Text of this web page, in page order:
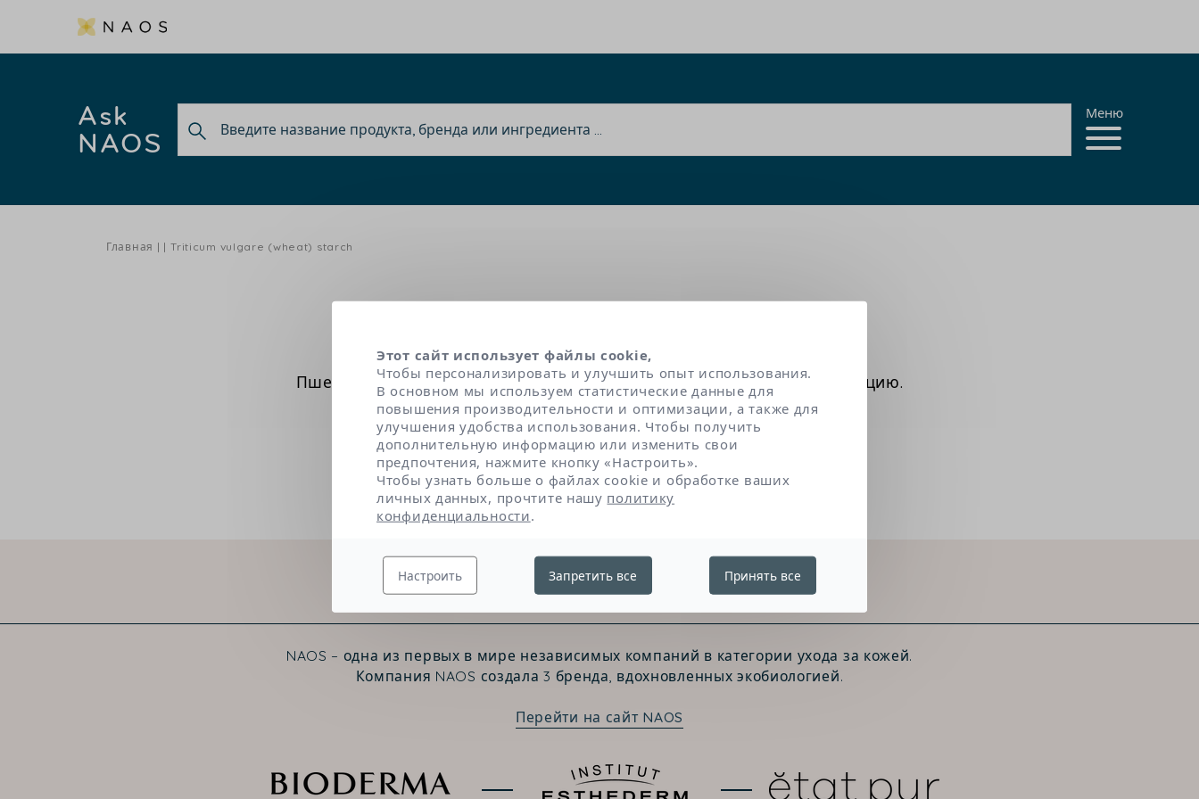
Ask
NAOS
Меню
Главная Triticum vulgare (wheat) starch
Пшеничный крахмал – загуститель, придающий продукту консистенцию.
Свяжитесь с нами
NAOS – одна из первых в мире независимых компаний в категории ухода за кожей.
Компания NAOS создала 3 бренда, вдохновленных экобиологией.
Перейти на сайт NAOS
Этот сайт использует файлы cookie,
Чтобы персонализировать и улучшить опыт использования.
В основном мы используем статистические данные для
повышения производительности и оптимизации, а также для
улучшения удобства использования. Чтобы получить
дополнительную информацию или изменить свои
предпочтения, нажмите кнопку «Настроить».
Чтобы узнать больше о файлах cookie и обработке ваших
личных данных, прочтите нашу политику
конфиденциальности.
Настроить Запретить все Принять все